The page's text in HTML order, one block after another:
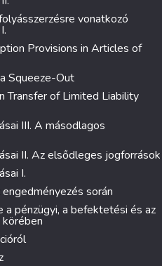
vonatkozó
Provisions in Articles of
Squeeze-Out
Transfer of Limited Liability
III. A másodlagos
II. Az elsődleges jogforrások
I.
során
a pénzügyi, a befektetési és az